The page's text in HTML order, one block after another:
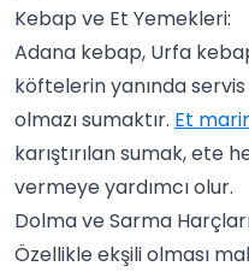
Kebap ve Et Yemekleri:
Adana kebap, Urfa
köftelerin yanında
olmazı sumaktır. Et
karıştırılan sumak, ete
vermeye yardımcı olur.
Dolma ve Sarma
Özellikle ekşili olması